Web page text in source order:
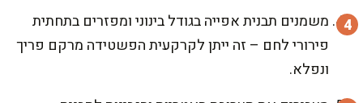
משמנים תבנית אפייה בגודל בינוני ומפזרים בתחתית
פירורי לחם – זה ייתן לקרקעית הפשטידה מרקם פריך
ונפלא.